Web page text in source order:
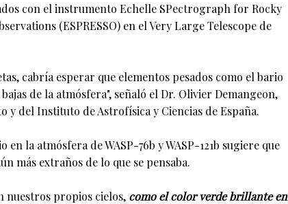
con el instrumento Echelle SPectrograph for Rocky
(ESPRESSO) en el Very Large Telescope de
cabría esperar que elementos pesados como el bario
de la atmósfera", señaló el Dr. Olivier Demangeon,
y del Instituto de Astrofísica y Ciencias de España.
la atmósfera de WASP-76b y WASP-121b sugiere que
más extraños de lo que se pensaba.
nuestros propios cielos, como el color verde brillante en